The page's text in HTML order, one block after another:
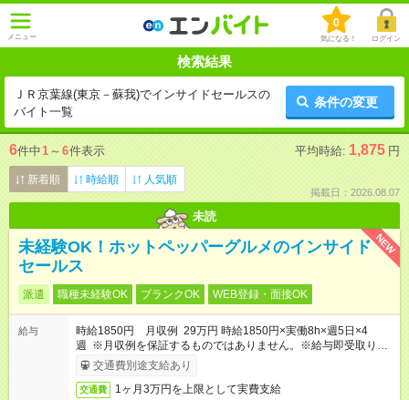
メニュー
0
気になる！ ログイン
検索結果
ＪＲ京葉線(東京－蘇我)でインサイドセールスの
バイト一覧
条件の変更
6件中1 ～ 6件表示 平均時給: 1,875 円
新着順 時給順 人気順
掲載日：2026.08.07
未読
NEW
未経験OK！ホットペッパーグルメのインサイド
セールス
派遣 職種未経験OK ブランクOK WEB登録・面接OK
給与
時給1850円 月収例 29万円 時給1850円×実働8h×週5日×4
週 ※月収例を保証するものではありません。※給与即受取りサ
ービス利用可（利用条件有）
交通費別途支給あり
交通費 1ヶ月3万円を上限として実費支給